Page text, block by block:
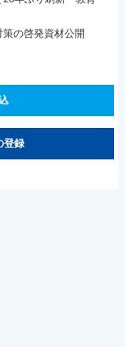
策の啓発資材公開
登録